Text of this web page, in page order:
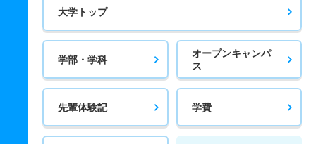
大学トップ
学部・学科
オープンキャンパ
ス
先輩体験記 学費